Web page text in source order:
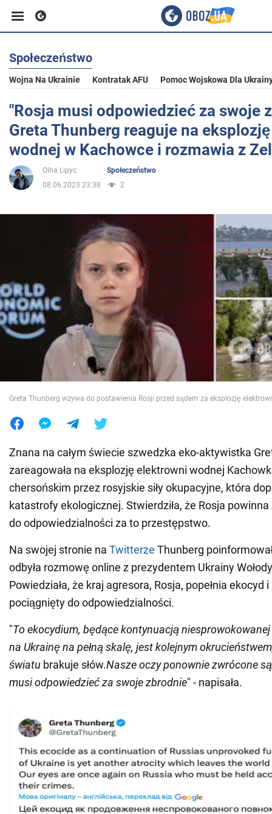
Biznes
Sport
Rozrywka
Życie
Społeczeństwo
Wojna na Ukrainie
Świat
Jedzenie
Społeczeństwo
Wojna Na Ukrainie Kontratak AFU Pomoc Wojskowa Dla
"Rosja musi odpowiedzieć za swoje
Greta Thunberg reaguje na
wodnej w Kachowce i rozmawia z
Olha Lipyc
Społeczeństwo
08.06.2023 23:38
2
Greta Thunberg wzywa do postawienia Rosji przed sądem za eksplozję
Znana na całym świecie szwedzka eko-aktywistka
zareagowała na eksplozję elektrowni wodnej
chersońskim przez rosyjskie siły okupacyjne, która
katastrofy ekologicznej. Stwierdziła, że Rosja
do odpowiedzialności za to przestępstwo.
Na swojej stronie na Twitterze Thunberg
odbyła rozmowę online z prezydentem Ukrainy
Powiedziała, że kraj agresora, Rosja, popełnia ekocyd
pociągnięty do odpowiedzialności.
"To ekocydium, będące kontynuacją
na Ukrainę na pełną skalę, jest kolejnym
światu brakuje słów.Nasze oczy ponownie zwrócone
musi odpowiedzieć za swoje zbrodnie" - napisała.